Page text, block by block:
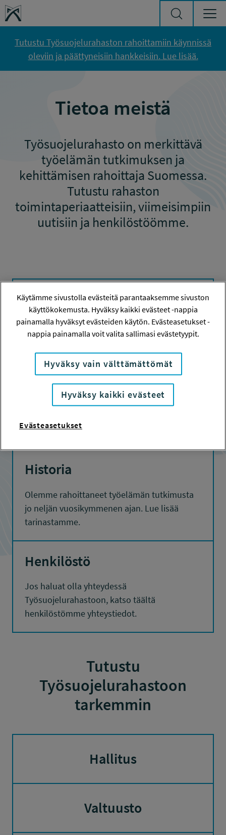
Siirry sisältöön
Työsuojelurahasto
Tutustu Työsuojelurahaston rahoittamiin käynnissä
oleviin ja päättyneisiin hankkeisiin. Lue lisää.
Tietoa meistä
Työsuojelurahasto on merkittävä
työelämän tutkimuksen ja
kehittämisen rahoittaja Suomessa.
Tutustu rahaston
toimintaperiaatteisiin, viimeisimpiin
uutisiin ja henkilöstöömme.
Mitä rahoitamme
Tuemme suomalaisen työelämän tutkimusta
ja kehittämistä. Katso tarkat tiedot siitä,
millaisia hankkeita rahoitamme.
Uutiset
Työsuojelurahaston rahoittamista hankkeista.
Historia
Olemme rahoittaneet työelämän tutkimusta
jo neljän vuosikymmenen ajan. Lue lisää
tarinastamme.
Henkilöstö
Jos haluat olla yhteydessä
Työsuojelurahastoon, katso täältä
henkilöstömme yhteystiedot.
Tutustu
Työsuojelurahastoon
tarkemmin
Hallitus
Valtuusto
Käytämme sivustolla evästeitä parantaaksemme sivuston
käyttökokemusta. Hyväksy kaikki evästeet -nappia
painamalla hyväksyt evästeiden käytön. Evästeasetukset -
nappia painamalla voit valita sallimasi evästetyypit.
Hyväksy vain välttämättömät
Hyväksy kaikki evästeet
Evästeasetukset